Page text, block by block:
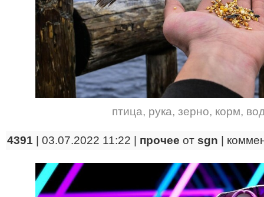
птица, рука, зерно, корм,
4391 | 03.07.2022 11:22 | прочее от sgn